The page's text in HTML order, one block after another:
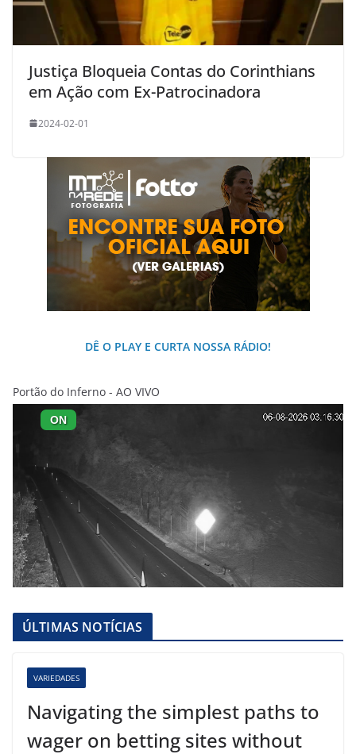
Justiça Bloqueia Contas do Corinthians
em Ação com Ex-Patrocinadora
2024-02-01
DÊ O PLAY E CURTA NOSSA RÁDIO!
Portão do Inferno - AO VIVO
ÚLTIMAS NOTÍCIAS
VARIEDADES
Navigating the simplest paths to
wager on betting sites without